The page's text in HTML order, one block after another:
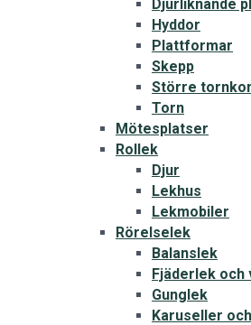
Djurliknande
Hyddor
Plattformar
Skepp
Större
Torn
Mötesplatser
Rollek
Djur
Lekhus
Lekmobiler
Rörelselek
Balanslek
Fjäderlek och
Gunglek
Karuseller